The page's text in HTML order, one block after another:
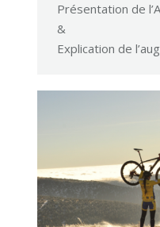
Présentation de
&
Explication de